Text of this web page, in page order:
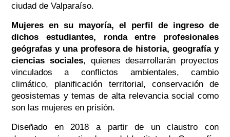
ciudad de Valparaíso.
Mujeres en su mayoría, el perfil de ingreso de
dichos estudiantes, ronda entre profesionales
geógrafas y una profesora de historia, geografía y
ciencias sociales, quienes desarrollarán proyectos
vinculados aconflictos ambientales, cambio
climático, planificación territorial, conservación de
geosistemas y temas de alta relevancia social como
son las mujeres en prisión.
Diseñado en 2018 a partir de un claustro con